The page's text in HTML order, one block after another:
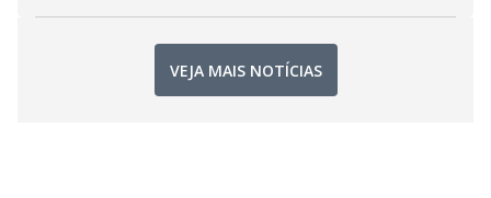
VEJA MAIS NOTÍCIAS